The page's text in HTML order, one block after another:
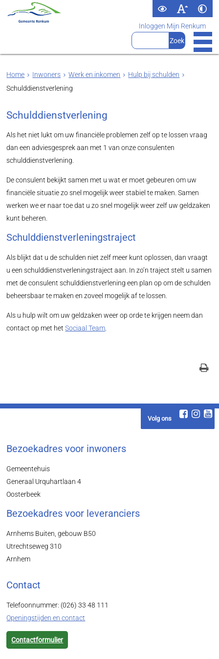
Inloggen Mijn Renkum
Home Inwoners Werk en inkomen
Hulp bij schulden
Schulddienstverlening
Schulddienstverlening
Als het niet lukt om uw financiële problemen zelf op te lossen vraag
dan een adviesgesprek aan met 1 van onze consulenten
schulddienstverlening.
De consulent bekijkt samen met u wat er moet gebeuren om uw
financiële situatie zo snel mogelijk weer stabiel te maken. Samen
werken we er naar toe dat u zo snel mogelijk weer zelf uw geldzaken
kunt beheren.
Schulddienstverleningstraject
Als blijkt dat u de schulden niet zelf meer kunt oplossen, dan vraagt
u een schulddienstverleningstraject aan. In zo’n traject stelt u samen
met de consulent schulddienstverlening een plan op om de schulden
beheersbaar te maken en zoveel mogelijk af te lossen.
Als u hulp wilt om uw geldzaken weer op orde te krijgen neem dan
contact op met hetSociaal Team
Volg ons
Bezoekadres voor inwoners
Gemeentehuis
Generaal Urquhartlaan 4
Oosterbeek
Bezoekadres voor leveranciers
Arnhems Buiten, gebouw B50
Utrechtseweg 310
Arnhem
Contact
Telefoonnummer: (026) 33 48 111
Openingstijden en contact
Contactformulier